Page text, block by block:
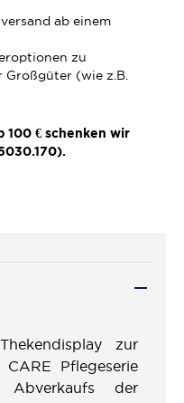
ab einem
zu
Großgüter (wie z.B.
100 € schenken wir
zur
Pflegeserie
der